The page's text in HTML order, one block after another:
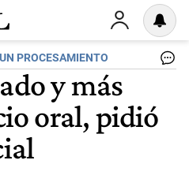
PROCESAMIENTO
y más
oral, pidió